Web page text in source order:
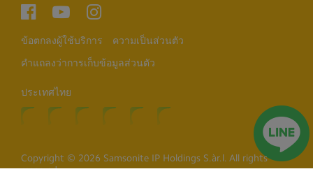
ข้อตกลงผู้ใช้บริการ
ความเป็นส่วนตัว
คำแถลงว่าการเก็บข้อมูลส่วนตัว
ประเทศไทย
Copyright © 2026 Samsonite IP Holdings S.àr.l. All rights
reserved.